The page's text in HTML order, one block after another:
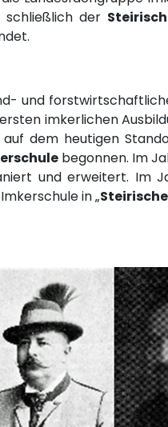
schließlich der
und
imkerlichen
dem heutigen
e begonnen. Im
und erweitert. Im
in „